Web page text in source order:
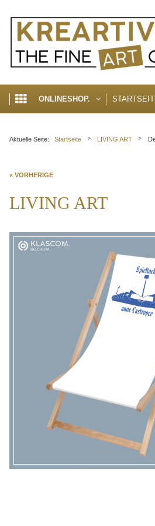
Cookie Hinweis
Um die Inhalte unserer Webseite optimal
erhalten Sie in unserer Datenschutzerklärung.
► Datenschutzerklärung
ONLINESHOP.
Aktuelle Seite: Startseite LIVING ART
« VORHERIGE
LIVING ART